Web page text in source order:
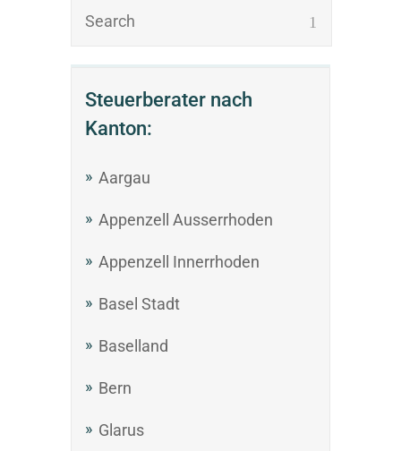
Steuerberater nach
Kanton:
Aargau
Appenzell Ausserrhoden
Appenzell Innerrhoden
Basel Stadt
Baselland
Bern
Glarus